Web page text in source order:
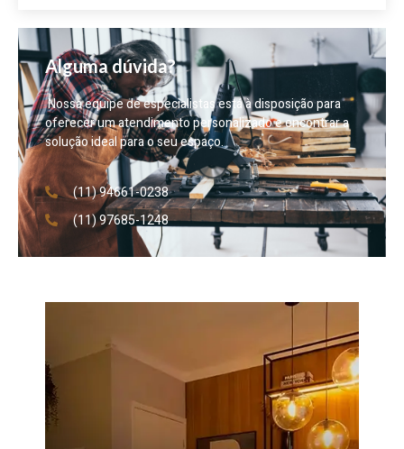
Alguma dúvida?
Nossa equipe de especialistas está à disposição para
oferecer um atendimento personalizado e encontrar a
solução ideal para o seu espaço.
(11) 94661-0238
(11) 97685-1248